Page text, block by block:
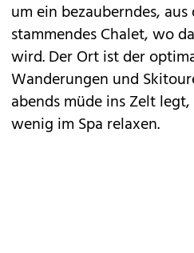
um ein bezauberndes,
stammendes Chalet, wo
wird. Der Ort ist der
Wanderungen und
abends müde ins Zelt
wenig im Spa relaxen.